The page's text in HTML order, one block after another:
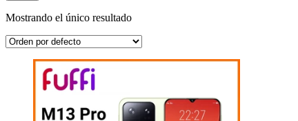
Mostrando el único resultado